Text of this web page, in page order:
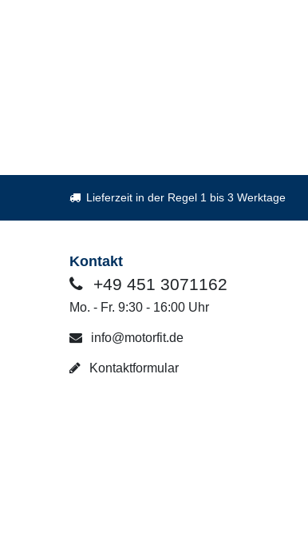
Lieferzeit in der Regel 1 bis 3 Werktage
Kontakt
+49 451 3071162
Mo. - Fr. 9:30 - 16:00 Uhr
info@motorfit.de
Kontaktformular